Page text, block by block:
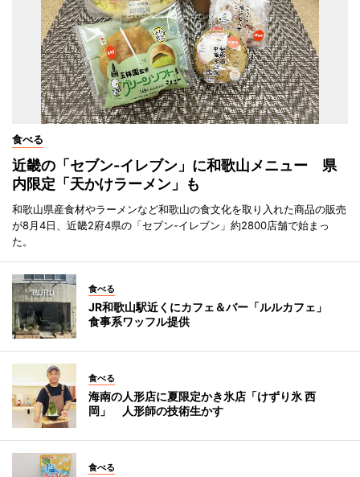
食べる
近畿の「セブン-イレブン」に和歌山メニュー 県
内限定「天かけラーメン」も
和歌山県産食材やラーメンなど和歌山の食文化を取り入れた商品の販売
が8月4日、近畿2府4県の「セブン-イレブン」約2800店舗で始まっ
た。
食べる
JR和歌山駅近くにカフェ＆バー「ルルカフェ」
食事系ワッフル提供
食べる
海南の人形店に夏限定かき氷店「けずり氷 西
岡」 人形師の技術生かす
食べる